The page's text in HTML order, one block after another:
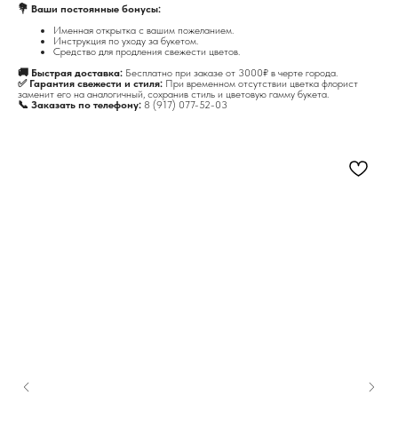
💐 Ваши постоянные бонусы:
Именная открытка с вашим пожеланием.
Инструкция по уходу за букетом.
Средство для продления свежести цветов.
🚚 Быстрая доставка: Бесплатно при заказе от 3000₽ в черте города.
✅ Гарантия свежести и стиля: При временном отсутствии цветка флорист
заменит его на аналогичный, сохранив стиль и цветовую гамму букета.
📞 Заказать по телефону: 8 (917) 077-52-03